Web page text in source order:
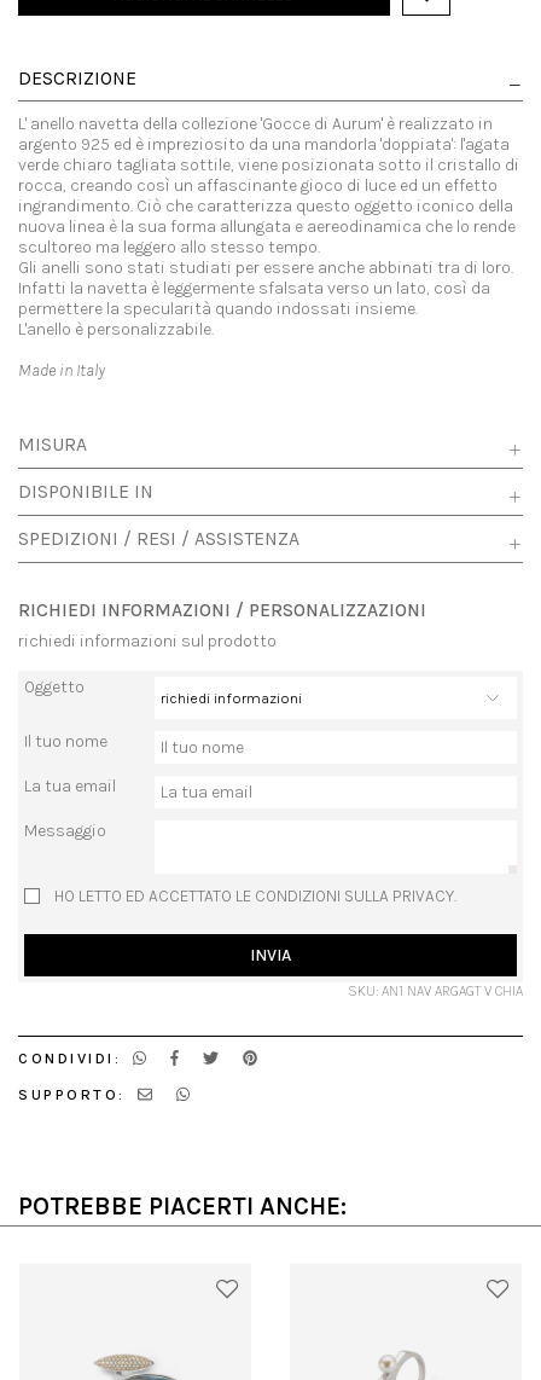
DESCRIZIONE
L' anello navetta della collezione 'Gocce di Aurum' è realizzato in
argento 925 ed è impreziosito da una mandorla 'doppiata': l'agata
verde chiaro tagliata sottile, viene posizionata sotto il cristallo di
rocca, creando così un affascinante gioco di luce ed un effetto
ingrandimento. Ciò che caratterizza questo oggetto iconico della
nuova linea è la sua forma allungata e aereodinamica che lo rende
scultoreo ma leggero allo stesso tempo.
Gli anelli sono stati studiati per essere anche abbinati tra di loro.
Infatti la navetta è leggermente sfalsata verso un lato, così da
permettere la specularità quando indossati insieme.
L'anello è personalizzabile.
Made in Italy
MISURA
DISPONIBILE IN
SPEDIZIONI / RESI / ASSISTENZA
RICHIEDI INFORMAZIONI / PERSONALIZZAZIONI
richiedi informazioni sul prodotto
Oggetto
Il tuo nome
La tua email
Messaggio
HO LETTO ED ACCETTATO LE CONDIZIONI SULLA PRIVACY.
INVIA
SKU: AN1 NAV ARGAGT V CHIA
CONDIVIDI:
SUPPORTO:
POTREBBE PIACERTI ANCHE: